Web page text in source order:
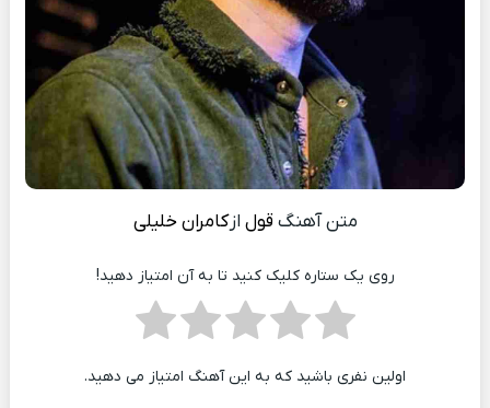
متن آهنگ قول ازکامران خلیلی
روی یک ستاره کلیک کنید تا به آن امتیاز دهید!
اولین نفری باشید که به این آهنگ امتیاز می دهید.